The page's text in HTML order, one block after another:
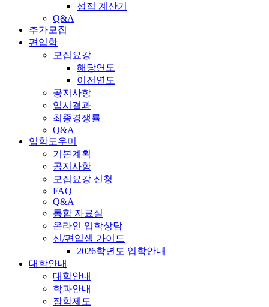
성적 계산기
Q&A
추가모집
편입학
모집요강
해당연도
이전연도
공지사항
입시결과
최종경쟁률
Q&A
입학도우미
기본계획
공지사항
모집요강 신청
FAQ
Q&A
통합 자료실
온라인 입학상담
신/편입생 가이드
2026학년도 입학안내
대학안내
대학안내
학과안내
장학제도